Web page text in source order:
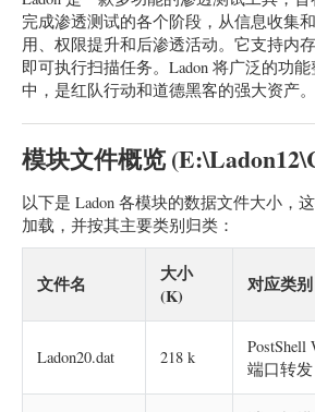
完成渗透测试的各个阶段，从信息收集
用、权限提升和后渗透活动。它支持内
即可执行扫描任务。Ladon 将广泛的功
中，是红队行动和道德黑客的强大资产。
模块文件概览
以下是 Ladon 各模块的数据文件大小，
加载，并按其主要类别归类：
文件名
大小
(K)
对应类别
Ladon20.dat 218 k
PostShell
端口转发